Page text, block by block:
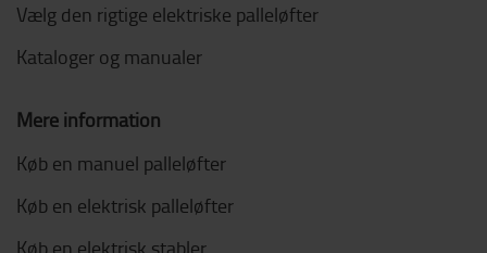
Vælg den rigtige elektriske palleløfter
Kataloger og manualer
Mere information
Køb en manuel palleløfter
Køb en elektrisk palleløfter
Køb en elektrisk stabler